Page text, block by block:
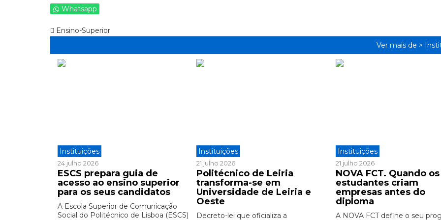
Whatsapp
Ensino-Superior
Ver mais de >
Instituições
24 julho 2026
ESCS prepara guia de
acesso ao ensino superior
para os seus candidatos
A Escola Superior de Comunicação
Social do Politécnico de Lisboa (ESCS)
Instituições
21 julho 2026
Politécnico de Leiria
transforma-se em
Universidade de Leiria e
Oeste
Decreto-lei que oficializa a
Instituições
21 julho 2026
NOVA FCT. Quando os
estudantes criam
empresas antes do
diploma
A NOVA FCT define o seu